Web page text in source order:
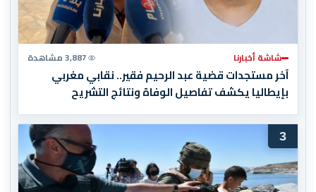
شاشة أخبارنا 3,887 مشاهدة
آخر مستجدات قضية عبد الرحيم فقير.. نقابي مغربي
بإيطاليا يكشف تفاصيل الوفاة ونتائج التشريح
3